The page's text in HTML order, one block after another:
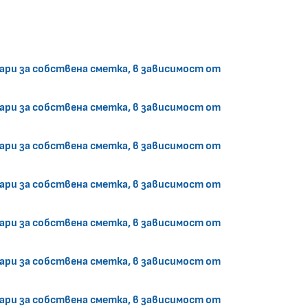
за собствена сметка, в зависимост от
за собствена сметка, в зависимост от
за собствена сметка, в зависимост от
за собствена сметка, в зависимост от
за собствена сметка, в зависимост от
за собствена сметка, в зависимост от
за собствена сметка, в зависимост от